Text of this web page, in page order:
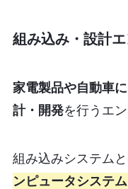
組み込み・設計
家電製品や自動車
計・開発を行うエン
組み込みシステムと
ンピュータシステム